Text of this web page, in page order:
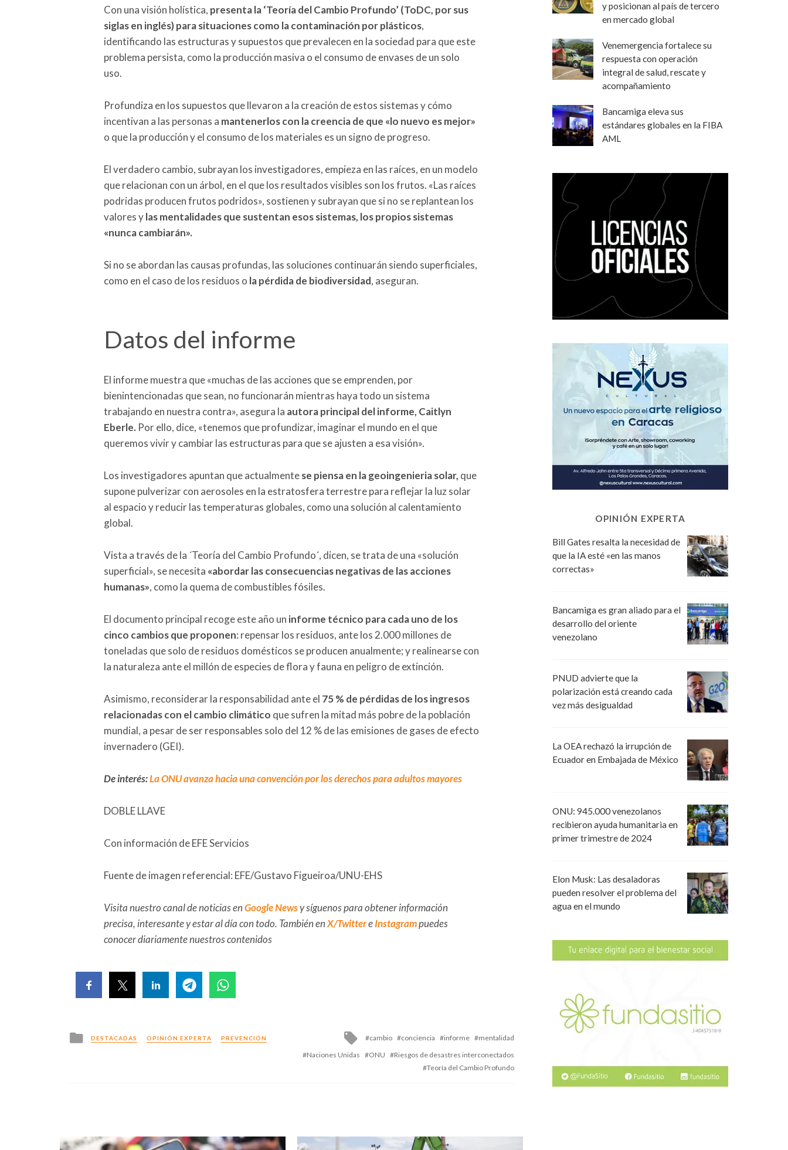
Con una visión holística, presenta la ‘Teoría del Cambio Profundo’ (ToDC, por sus
siglas en inglés) para situaciones como la contaminación por plásticos,
identificando las estructuras y supuestos que prevalecen en la sociedad para que este
problema persista, como la producción masiva o el consumo de envases de un solo
uso.
Profundiza en los supuestos que llevaron a la creación de estos sistemas y cómo
incentivan a las personas a mantenerlos con la creencia de que «lo nuevo es mejor»
o que la producción y el consumo de los materiales es un signo de progreso.
El verdadero cambio, subrayan los investigadores, empieza en las raíces, en un modelo
que relacionan con un árbol, en el que los resultados visibles son los frutos. «Las raíces
podridas producen frutos podridos», sostienen y subrayan que si no se replantean los
valores ylas mentalidades que sustentan esos sistemas, los propios sistemas
«nunca cambiarán».
Si no se abordan las causas profundas, las soluciones continuarán siendo superficiales,
como en el caso de los residuos o la pérdida de biodiversidad, aseguran.
Datos del informe
El informe muestra que «muchas de las acciones que se emprenden, por
bienintencionadas que sean, no funcionarán mientras haya todo un sistema
trabajando en nuestra contra», asegura la autora principal del informe, Caitlyn
Eberle. Por ello, dice, «tenemos que profundizar, imaginar el mundo en el que
queremos vivir y cambiar las estructuras para que se ajusten a esa visión».
Los investigadores apuntan que actualmentese piensa en la geoingenieria solar, que
supone pulverizar con aerosoles en la estratosfera terrestre para reflejar la luz solar
al espacio y reducir las temperaturas globales, como una solución al calentamiento
global.
Vista a través de la ´Teoría del Cambio Profundo´, dicen, se trata de una «solución
superficial», se necesita «abordar las consecuencias negativas de las acciones
humanas», como la quema de combustibles fósiles.
El documento principal recoge este año un informe técnico para cada uno de los
cinco cambios que proponen: repensar los residuos, ante los 2.000 millones de
toneladas que solo de residuos domésticos se producen anualmente; y realinearse con
la naturaleza ante el millón de especies de flora y fauna en peligro de extinción.
Asimismo, reconsiderar la responsabilidad ante el 75 % de pérdidas de los ingresos
relacionadas con el cambio climático que sufren la mitad más pobre de la población
mundial, a pesar de ser responsables solo del 12 % de las emisiones de gases de efecto
invernadero (GEI).
De interés:La ONU avanza hacia una convención por los derechos para adultos mayores
DOBLE LLAVE
Con información de EFE Servicios
Fuente de imagen referencial: EFE/Gustavo Figueiroa/UNU-EHS
Visita nuestro canal de noticias enGoogle Newsy síguenos para obtener información
precisa, interesante y estar al día con todo. También enX/TwittereInstagrampuedes
conocer diariamente nuestros contenidos
Posted
in
DESTACADAS OPINIÓN EXPERTA PREVENCIÓN
Tagged
cambio conciencia informe
mentalidad
Naciones Unidas
ONU
Riesgos de desastres interconectados
Teoría del Cambio Profundo
y posicionan al país de tercero
en mercado global
Venemergencia fortalece su
respuesta con operación
integral de salud, rescate y
acompañamiento
Bancamiga eleva sus
estándares globales en la FIBA
AML
OPINIÓN EXPERTA
Bill Gates resalta la necesidad de
que la IA esté «en las manos
correctas»
Bancamiga es gran aliado para el
desarrollo del oriente
venezolano
PNUD advierte que la
polarización está creando cada
vez más desigualdad
La OEA rechazó la irrupción de
Ecuador en Embajada de México
ONU: 945.000 venezolanos
recibieron ayuda humanitaria en
primer trimestre de 2024
Elon Musk: Las desaladoras
pueden resolver el problema del
agua en el mundo